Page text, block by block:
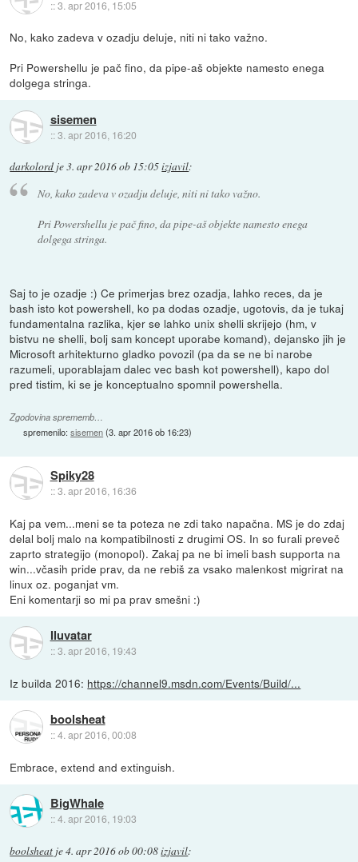
::3. apr 2016, 15:05
No, kako zadeva v ozadju deluje, niti ni tako važno.
Pri Powershellu je pač fino, da pipe-aš objekte namesto enega
dolgega stringa.
sisemen
::3. apr 2016, 16:20
darkolord je3. apr 2016 ob 15:05izjavil:
No, kako zadeva v ozadju deluje, niti ni tako važno.
Pri Powershellu je pač fino, da pipe-aš objekte namesto enega
dolgega stringa.
Saj to je ozadje :) Ce primerjas brez ozadja, lahko reces, da je
bash isto kot powershell, ko pa dodas ozadje, ugotovis, da je tukaj
fundamentalna razlika, kjer se lahko unix shelli skrijejo (hm, v
bistvu ne shelli, bolj sam koncept uporabe komand), dejansko jih je
Microsoft arhitekturno gladko povozil (pa da se ne bi narobe
razumeli, uporablajam dalec vec bash kot powershell), kapo dol
pred tistim, ki se je konceptualno spomnil powershella.
Zgodovina sprememb…
spremenilo:sisemen(3. apr 2016 ob 16:23)
Spiky28
::3. apr 2016, 16:36
Kaj pa vem...meni se ta poteza ne zdi tako napačna. MS je do zdaj
delal bolj malo na kompatibilnosti z drugimi OS. In so furali preveč
zaprto strategijo (monopol). Zakaj pa ne bi imeli bash supporta na
win...včasih pride prav, da ne rebiš za vsako malenkost migrirat na
linux oz. poganjat vm.
Eni komentarji so mi pa prav smešni :)
Iluvatar
::3. apr 2016, 19:43
Iz builda 2016: https://channel9.msdn.com/Events/Build/...
boolsheat
::4. apr 2016, 00:08
Embrace, extend and extinguish.
BigWhale
::4. apr 2016, 19:03
boolsheat je4. apr 2016 ob 00:08izjavil: